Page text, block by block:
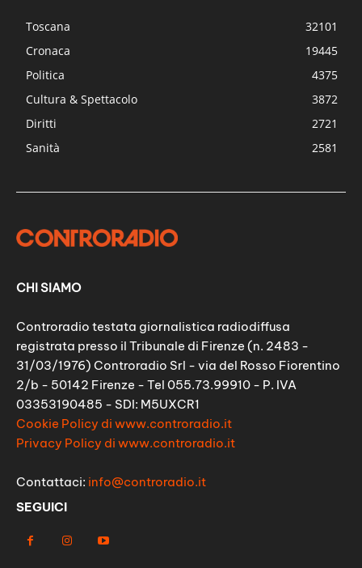
Toscana
32101
Cronaca
19445
Politica
4375
Cultura & Spettacolo
3872
Diritti
2721
Sanità
2581
CHI SIAMO
Controradio testata giornalistica radiodiffusa
registrata presso il Tribunale di Firenze (n. 2483 -
31/03/1976) Controradio Srl - via del Rosso Fiorentino
2/b - 50142 Firenze - Tel 055.73.99910 - P. IVA
03353190485 - SDI: M5UXCR1
Cookie Policy di www.controradio.it
Privacy Policy di www.controradio.it
Contattaci: info@controradio.it
SEGUICI